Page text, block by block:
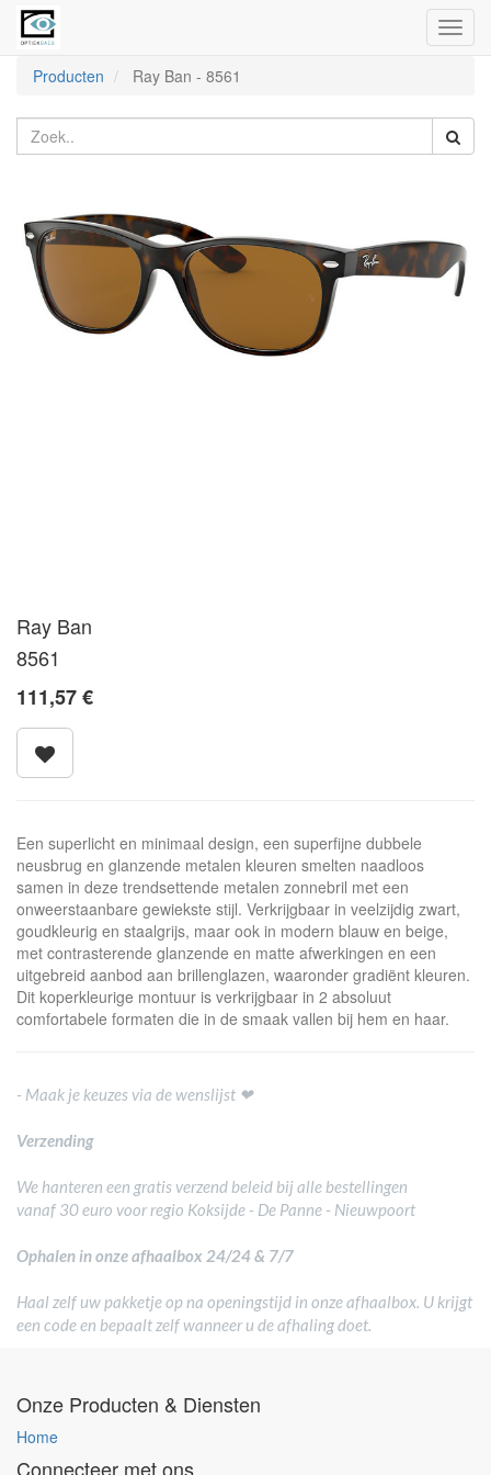
Producten
Ray Ban - 8561
Ray Ban
8561
111,57€
Een superlicht en minimaal design, een superfijne dubbele
neusbrug en glanzende metalen kleuren smelten naadloos
samen in deze trendsettende metalen zonnebril met een
onweerstaanbare gewiekste stijl. Verkrijgbaar in veelzijdig zwart,
goudkleurig en staalgrijs, maar ook in modern blauw en beige,
met contrasterende glanzende en matte afwerkingen en een
uitgebreid aanbod aan brillenglazen, waaronder gradiënt kleuren.
Dit koperkleurige montuur is verkrijgbaar in 2 absoluut
comfortabele formaten die in de smaak vallen bij hem en haar.
- Maak je keuzes via de wenslijst ❤
Verzending
We hanteren een gratis verzend beleid bij alle bestellingen
vanaf 30 euro voor regio Koksijde - De Panne - Nieuwpoort
Ophalen in onze afhaalbox 24/24 & 7/7
Haal zelf uw pakketje op na openingstijd in onze afhaalbox. U krijgt
een code en bepaalt zelf wanneer u de afhaling doet.
Onze Producten & Diensten
Home
Connecteer met ons